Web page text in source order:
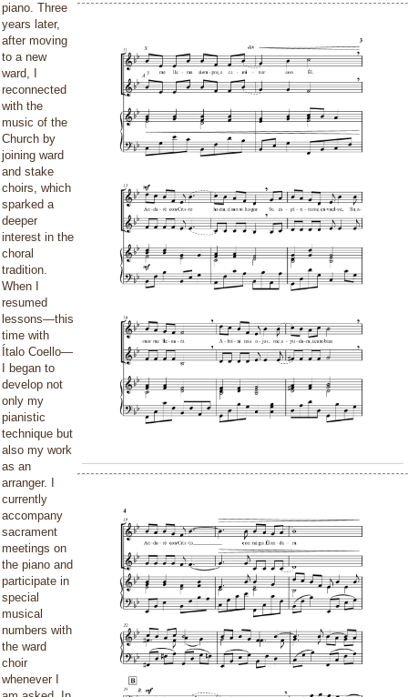
piano. Three
years later,
after moving
to a new
ward, I
reconnected
with the
music of the
Church by
joining ward
and stake
choirs, which
sparked a
deeper
interest in the
choral
tradition.
When I
resumed
lessons—this
time with
Ítalo Coello—
I began to
develop not
only my
pianistic
technique but
also my work
as an
arranger. I
currently
accompany
sacrament
meetings on
the piano and
participate in
special
musical
numbers with
the ward
choir
whenever I